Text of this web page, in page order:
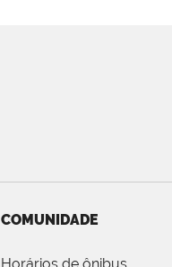
COMUNIDADE